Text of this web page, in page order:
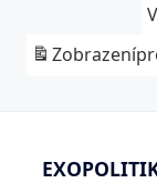
Zobrazení